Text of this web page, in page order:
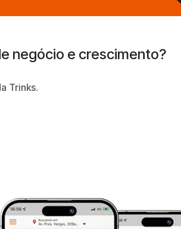
negócio e crescimento?
Trinks.